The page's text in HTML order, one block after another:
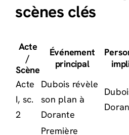
scènes clés
Acte
/
Scène
Événement
principal
Acte
I, sc.
2
Dubois révèle
son plan à
Dorante
Première